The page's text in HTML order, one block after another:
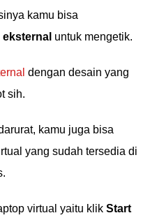
kamu bisa
untuk mengetik.
dengan desain yang
sih.
kamu juga bisa
yang sudah tersedia di
virtual yaitu klik Start